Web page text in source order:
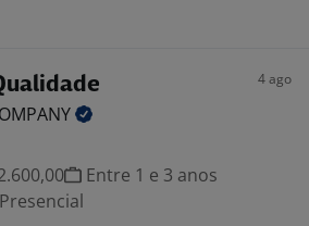
4 ago
Entre 1 e 3 anos
Presencial